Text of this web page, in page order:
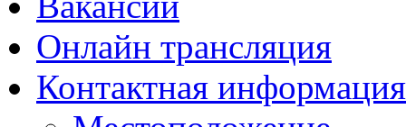
Онлайн трансляция
Контактная информация